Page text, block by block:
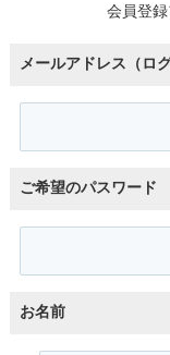
会員登録
メールアドレス（ロ
ご希望のパスワード
お名前